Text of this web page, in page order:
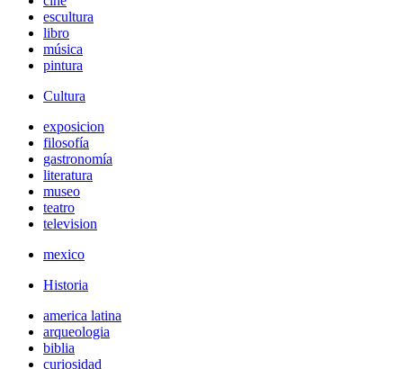
escultura
libro
música
pintura
Cultura
exposicion
filosofía
gastronomía
literatura
museo
teatro
television
mexico
Historia
america latina
arqueologia
biblia
curiosidad